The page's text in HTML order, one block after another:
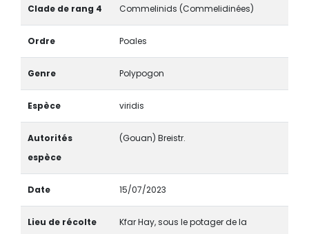
Clade de rang 4 Commelinids (Commelidinées)
Ordre Poales
Genre Polypogon
Espèce viridis
Autorités
espèce
(Gouan) Breistr.
Date 15/07/2023
Lieu de récolte
Kfar Hay, sous le potager de la